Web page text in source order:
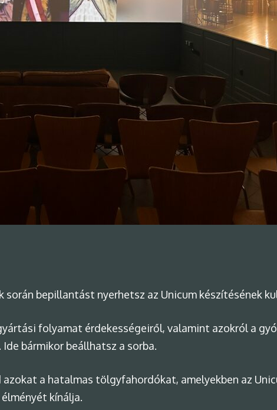
bepillantást nyerhetsz az Unicum készítésének
folyamat érdekességeiről, valamint azokról a
bármikor beállhatsz a sorba.
a hatalmas tölgyfahordókat, amelyekben az
kínálja.